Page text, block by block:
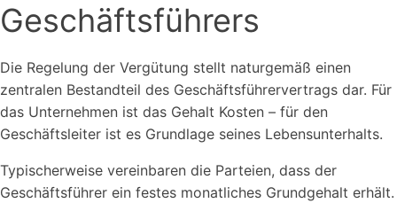
Geschäftsführers
Die Regelung der Vergütung stellt naturgemäß einen
zentralen Bestandteil des Geschäftsführervertrags dar. Für
das Unternehmen ist das Gehalt Kosten – für den
Geschäftsleiter ist es Grundlage seines Lebensunterhalts.
Typischerweise vereinbaren die Parteien, dass der
Geschäftsführer ein festes monatliches Grundgehalt erhält.